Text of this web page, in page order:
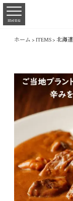
menu
ホーム > ITEMS> 北海